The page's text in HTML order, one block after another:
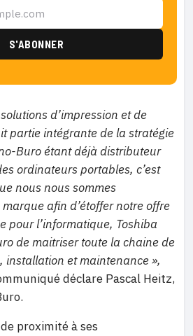
d’impression et de
partie intégrante de la stratégie
Buro étant déjà distributeur
ordinateurs portables, c’est
nous nous sommes
afin d’étoffer notre offre
pour l’informatique, Toshiba
de maitriser toute la chaine de
installation et maintenance »,
déclare Pascal Heitz,
proximité à ses